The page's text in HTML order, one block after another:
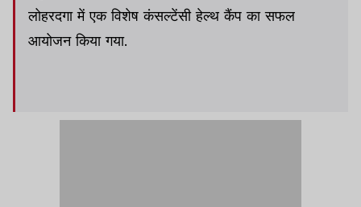
लोहरदगा में एक विशेष कंसल्टेंसी हेल्थ कैंप का सफल
आयोजन किया गया.